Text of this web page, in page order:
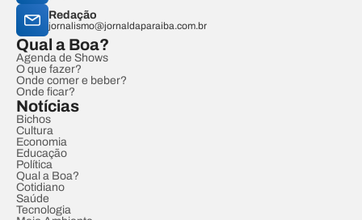
Redação
jornalismo@jornaldaparaiba.com.br
Qual a Boa?
Agenda de Shows
O que fazer?
Onde comer e beber?
Onde ficar?
Notícias
Bichos
Cultura
Economia
Educação
Política
Qual a Boa?
Cotidiano
Saúde
Tecnologia